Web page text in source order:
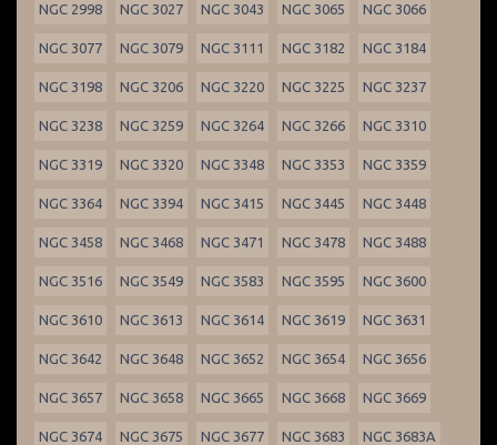
NGC 2998 NGC 3027 NGC 3043 NGC 3065 NGC 3066
NGC 3077 NGC 3079 NGC 3111 NGC 3182 NGC 3184
NGC 3198 NGC 3206 NGC 3220 NGC 3225 NGC 3237
NGC 3238 NGC 3259 NGC 3264 NGC 3266 NGC 3310
NGC 3319 NGC 3320 NGC 3348 NGC 3353 NGC 3359
NGC 3364 NGC 3394 NGC 3415 NGC 3445 NGC 3448
NGC 3458 NGC 3468 NGC 3471 NGC 3478 NGC 3488
NGC 3516 NGC 3549 NGC 3583 NGC 3595 NGC 3600
NGC 3610 NGC 3613 NGC 3614 NGC 3619 NGC 3631
NGC 3642 NGC 3648 NGC 3652 NGC 3654 NGC 3656
NGC 3657 NGC 3658 NGC 3665 NGC 3668 NGC 3669
NGC 3674 NGC 3675 NGC 3677 NGC 3683 NGC 3683A